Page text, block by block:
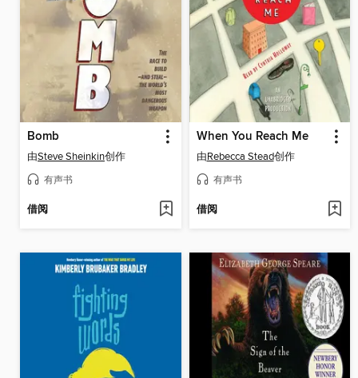
Bomb
由Steve Sheinkin创作
有声书
借阅
When You Reach Me
由Rebecca Stead创作
有声书
借阅